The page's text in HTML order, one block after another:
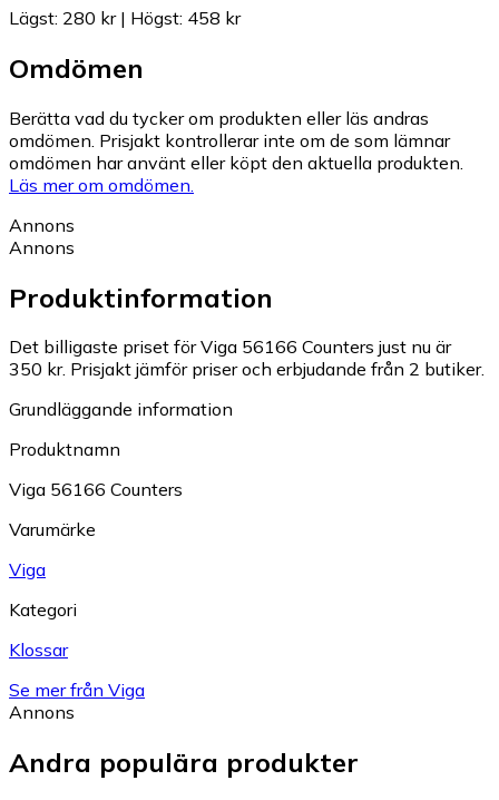
Lägst: 280 kr| Högst: 458 kr
Omdömen
Berätta vad du tycker om produkten eller läs andras
omdömen. Prisjakt kontrollerar inte om de som lämnar
omdömen har använt eller köpt den aktuella produkten.
Läs mer om omdömen.
Annons
Annons
Produktinformation
Det billigaste priset för Viga 56166 Counters just nu är
350 kr. Prisjakt jämför priser och erbjudande från 2 butiker.
Grundläggande information
Produktnamn
Viga 56166 Counters
Varumärke
Viga
Kategori
Klossar
Se mer från Viga
Annons
Andra populära produkter